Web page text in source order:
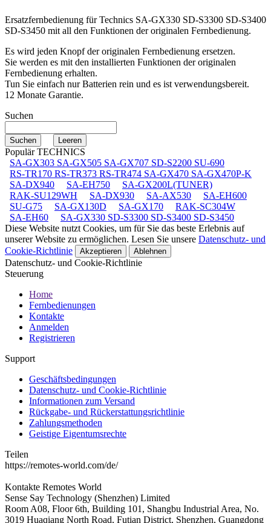
Ersatzfernbedienung fürTechnics SA-GX330 SD-S3300 SD-S3400
SD-S3450 mit all den Funktionen der originalen Fernbedienung.
Es wird jeden Knopf der originalen Fernbedienung ersetzen.
Sie werden es mit den installierten Funktionen der originalen
Fernbedienung erhalten.
Tun Sie einfach nur Batterien rein und es ist verwendungsbereit.
12 Monate Garantie.
Suchen
Populär TECHNICS
SA-GX303 SA-GX505 SA-GX707 SD-S2200 SU-690
RS-TR170 RS-TR373 RS-TR474 SA-GX470 SA-GX470P-K
SA-DX940
SA-EH750
SA-GX200L(TUNER)
RAK-SU129WH
SA-DX930 SA-AX530
SA-EH600
SU-G75
SA-GX130D SA-GX170
RAK-SC304W
SA-EH60
SA-GX330 SD-S3300 SD-S3400 SD-S3450
Diese Website nutzt Cookies, um für Sie das beste Erlebnis auf
unserer Website zu ermöglichen. Lesen Sie unsere Datenschutz- und
Cookie-Richtlinie
Akzeptieren Ablehnen
Datenschutz- und Cookie-Richtlinie
Steuerung
Home
Fernbedienungen
Kontakte
Anmelden
Registrieren
Support
Geschäftsbedingungen
Datenschutz- und Cookie-Richtlinie
Informationen zum Versand
Rückgabe- und Rückerstattungsrichtlinie
Zahlungsmethoden
Geistige Eigentumsrechte
Teilen
https://remotes-world.com/de/
Kontakte Remotes World
Sense Say Technology (Shenzhen) Limited
Room A08, Floor 6th, Building 101, Shangbu Industrial Area, No.
3019 Huaqiang North Road, Futian District, Shenzhen, Guangdong